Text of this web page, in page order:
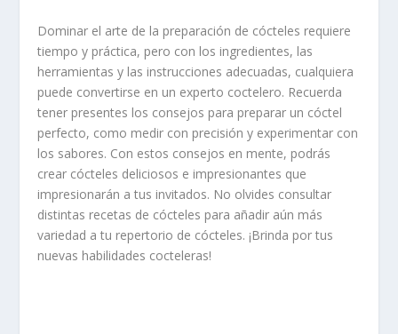
Dominar el arte de la preparación de cócteles requiere
tiempo y práctica, pero con los ingredientes, las
herramientas y las instrucciones adecuadas, cualquiera
puede convertirse en un experto coctelero. Recuerda
tener presentes los consejos para preparar un cóctel
perfecto, como medir con precisión y experimentar con
los sabores. Con estos consejos en mente, podrás
crear cócteles deliciosos e impresionantes que
impresionarán a tus invitados. No olvides consultar
distintas recetas de cócteles para añadir aún más
variedad a tu repertorio de cócteles. ¡Brinda por tus
nuevas habilidades cocteleras!